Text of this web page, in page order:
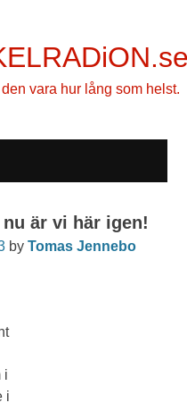
vara hur lång som helst.
är vi här igen!
byTomas Jennebo
i
i